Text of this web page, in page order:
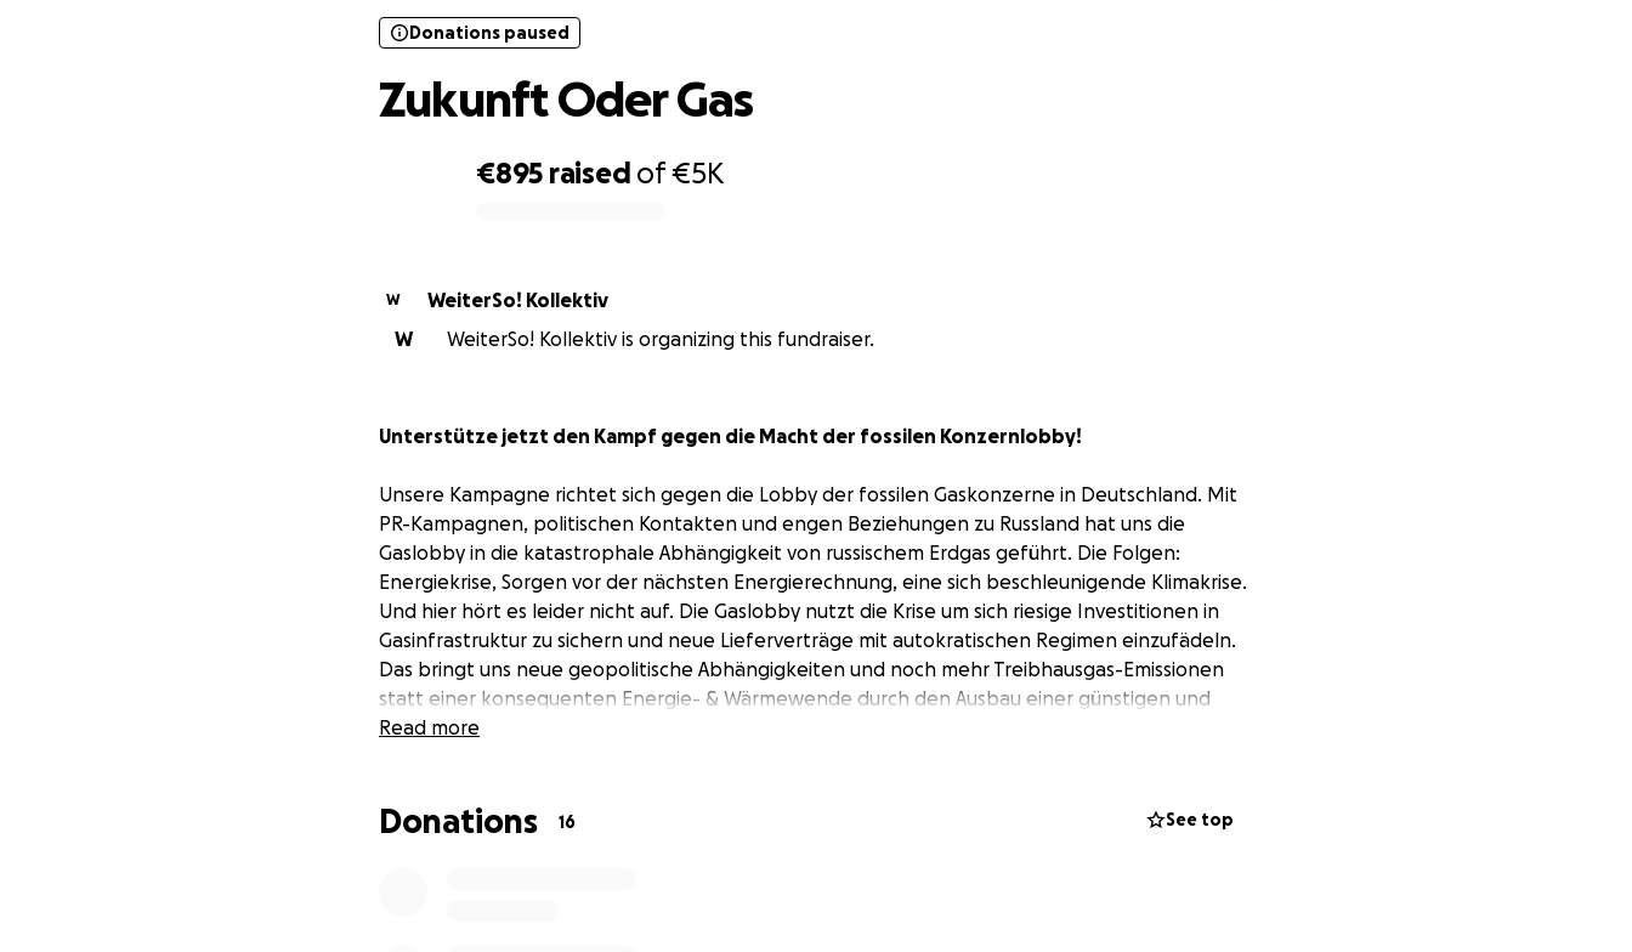
€895 raised of€5K
Donations paused
Zukunft Oder Gas
W
WeiterSo! Kollektiv
W
WeiterSo! Kollektiv is organizing this fundraiser.
Unterstütze jetzt den Kampf gegen die Macht der fossilen Konzernlobby!
Unsere Kampagne richtet sich gegen die Lobby der fossilen Gaskonzerne in Deutschland. Mit
PR-Kampagnen, politischen Kontakten und engen Beziehungen zu Russland hat uns die
Gaslobby in die katastrophale Abhängigkeit von russischem Erdgas geführt. Die Folgen:
Energiekrise, Sorgen vor der nächsten Energierechnung, eine sich beschleunigende Klimakrise.
Und hier hört es leider nicht auf. Die Gaslobby nutzt die Krise um sich riesige Investitionen in
Gasinfrastruktur zu sichern und neue Lieferverträge mit autokratischen Regimen einzufädeln.
Das bringt uns neue geopolitische Abhängigkeiten und noch mehr Treibhausgas-Emissionen
statt einer konsequenten Energie- & Wärmewende durch den Ausbau einer günstigen und
unabhängigen Versorgung mit erneuerbarer Energie.
daran, der politischen Macht der Gaslobby Einhalt zu gebieten. Unseren Spender*innen
Read more
Donations 16 See top